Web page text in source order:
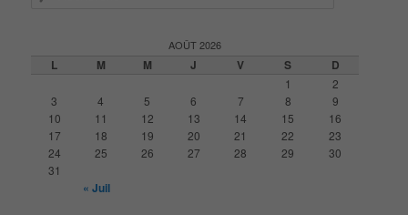
AOÛT 2026
L M M J V S D
1
2
3
4 5 6 7 8
9
10
11 12 13 14 15
16
17
18 19 20 21 22
23
24
25 26 27 28 29
30
31
« Juil